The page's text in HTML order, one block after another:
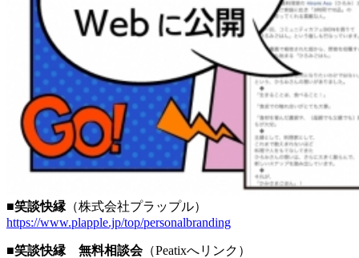
■笑談快縁 （株式会社プラップル）
https://www.plapple.jp/top/personalbranding
■笑談快縁 無料相談会（Peatixへリンク）